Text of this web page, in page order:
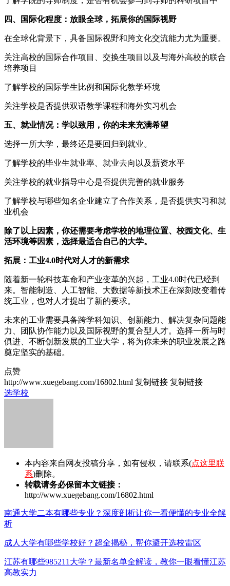
四、国际化程度：放眼全球，拓展你的国际视野
在全球化背景下，具备国际视野和跨文化交流能力尤为重要。
关注高校的国际合作项目、交换生项目以及与海外高校的联合
培养项目
了解学校的国际学生比例和国际化教学环境
关注学校是否提供双语教学课程和海外实习机会
五、就业情况：学以致用，你的未来充满希望
选择一所大学，最终还是要回归到就业。
了解学校的毕业生就业率、就业去向以及薪资水平
关注学校的就业指导中心是否提供完善的就业服务
了解学校与哪些知名企业建立了合作关系，是否提供实习和就
业机会
除了以上因素，你还需要考虑学校的地理位置、校园文化、生
活环境等因素，选择最适合自己的大学。
拓展：工业4.0时代对人才的新需求
随着新一轮科技革命和产业变革的兴起，工业4.0时代已经到
来。智能制造、人工智能、大数据等新技术正在深刻改变着传
统工业，也对人才提出了新的要求。
未来的工业需要具备跨学科知识、创新能力、解决复杂问题能
力、团队协作能力以及国际视野的复合型人才。选择一所与时
俱进、不断创新发展的工业大学，将为你未来的职业发展之路
奠定坚实的基础。
点赞
http://www.xuegebang.com/16802.html 复制链接 复制链接
选学校
本内容来自网友投稿分享，如有侵权，请联系(点这里联
系)删除。
转载请务必保留本文链接：
http://www.xuegebang.com/16802.html
南通大学二本有哪些专业？深度剖析让你一看便懂的专业全解
析
成人大学有哪些学校好？超全揭秘，帮你避开选校雷区
江苏有哪些985211大学？最新名单全解读，教你一眼看懂江苏
高教实力